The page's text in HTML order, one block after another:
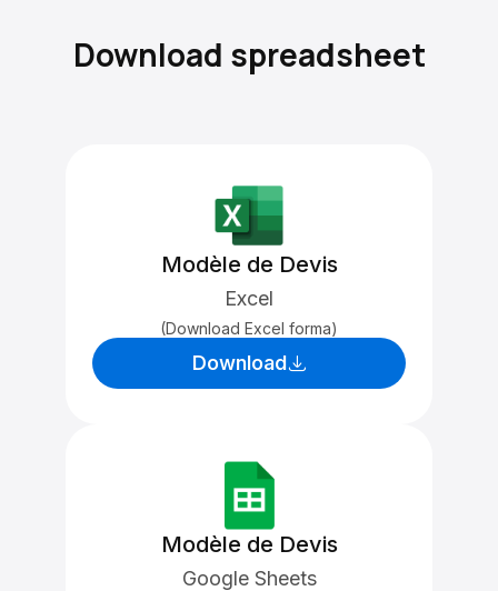
Download spreadsheet
Modèle de Devis
Excel
(Download Excel forma)
Download
Modèle de Devis
Google Sheets